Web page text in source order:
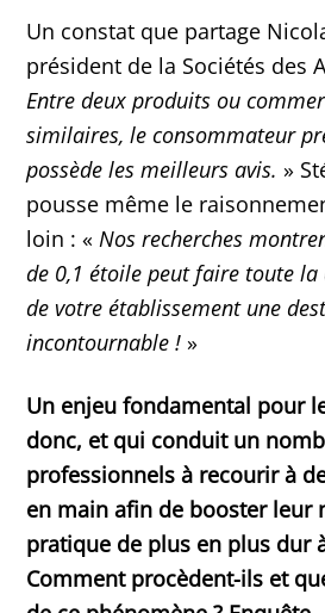
Un constat que partage
président de la Sociétés des
Entre deux produits ou
similaires, le consommateur
possède les meilleurs avis. »
pousse même le
loin : « Nos recherches
de 0,1 étoile peut faire toute
de votre établissement une
incontournable ! »
Un enjeu fondamental pour
donc, et qui conduit un
professionnels à recourir à
en main afin de booster leur
pratique de plus en plus dur
Comment procèdent-ils et